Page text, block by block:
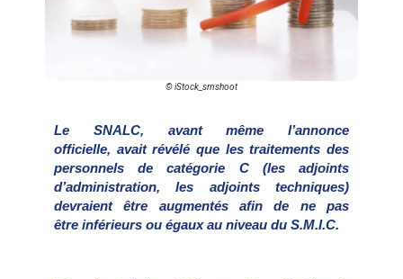
© iStock_smshoot
Le SNALC, avant même l’annonce
officielle, avait révélé que les traitements des
personnels de catégorie C (les adjoints
d’administration, les adjoints techniques)
devraient être augmentés afin de ne pas
être inférieurs ou égaux au niveau du S.M.I.C.